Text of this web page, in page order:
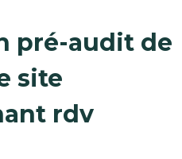
pré-audit de
site
rdv